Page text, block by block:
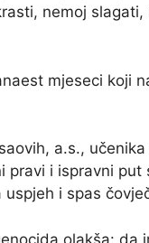
nemoj
mjeseci koji
a.s.,
i ispravni
i spas
olakša: da